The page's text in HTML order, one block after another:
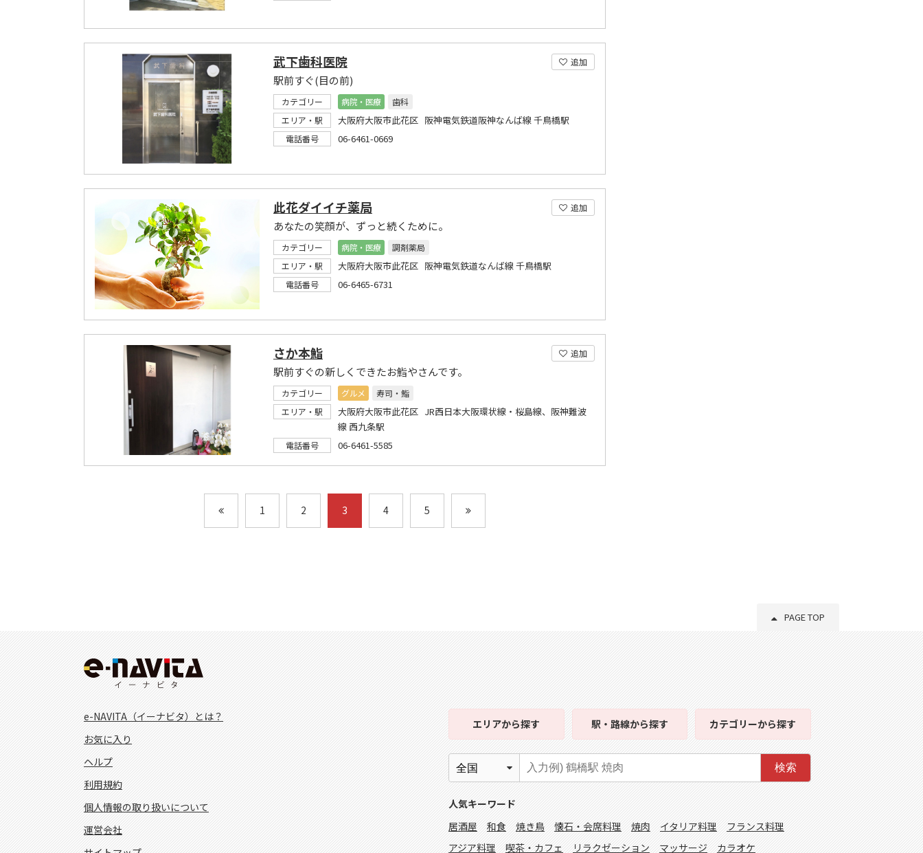
追加
武下歯科医院
駅前すぐ(目の前)
カテゴリー 病院・医療
歯科
エリア・駅
大阪府大阪市此花区 阪神電気鉄道阪神なんば線 千鳥橋駅
電話番号 06-6461-0669
追加
此花ダイイチ薬局
あなたの笑顔が、ずっと続くために。
カテゴリー 病院・医療
調剤薬局
エリア・駅
大阪府大阪市此花区 阪神電気鉄道なんば線 千鳥橋駅
電話番号 06-6465-6731
追加
さか本鮨
駅前すぐの新しくできたお鮨やさんです。
カテゴリー グルメ
寿司・鮨
エリア・駅
大阪府大阪市此花区 JR西日本大阪環状線・桜島線、阪神難波
線 西九条駅
電話番号 06-6461-5585
1 2 3 4 5
PAGE TOP
e-NAVITA（イーナビタ）とは？
お気に入り
ヘルプ
利用規約
個人情報の取り扱いについて
運営会社
エリアから探す 駅・路線から探す カテゴリーから探す
検索
人気キーワード
居酒屋
和食 焼き鳥 懐石・会席料理 焼肉 イタリア料理
フランス料理
アジア料理
喫茶・カフェ リラクゼーション マッサージ カラオケ